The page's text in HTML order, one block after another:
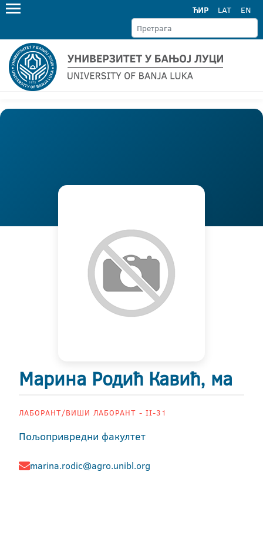
ЋИР LAT EN
Марина Родић Кавић, ма
ЛАБОРАНТ/ВИШИ ЛАБОРАНТ - II-31
Пољопривредни факултет
marina.rodic@agro.unibl.org